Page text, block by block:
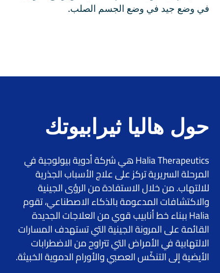
في وضع جيد في وضع الجسم الصلب.
حول هاليا ثيرابيوتك
Halia Therapeutics هي شركة أدوية بيولوجية في
المرحلة السريرية تركز على علاج الأسباب الجذرية
للالتهاب. من خلال الاستفادة من الرؤى الجينية
والاكتشافات المدعومة بالذكاء الاصطناعي، تقوم
Halia ببناء خط أنابيب قوي من العلاجات الجديدة
القائمة على المرونة الجينية التي تستهدف المسارات
الالتهابية في الأمراض التي تتراوح من الاضطرابات
الأيضية إلى التنكّس العصبي والأورام الدموية الخبيثة.